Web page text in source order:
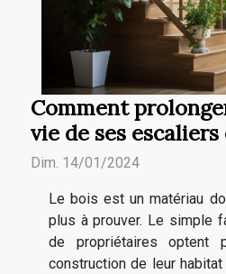
Comment
vie de ses escaliers
Dim. 14/01/2024
Le bois est un matériau
plus à prouver. Le simple
de propriétaires
construction de leur